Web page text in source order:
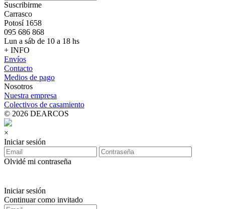
Suscribirme
Carrasco
Potosí 1658
095 686 868
Lun a sáb de 10 a 18 hs
+ INFO
Envíos
Contacto
Medios de pago
Nosotros
Nuestra empresa
Colectivos de casamiento
© 2026 DEARCOS
×
Iniciar sesión
Olvidé mi contraseña
Iniciar sesión
Continuar como invitado